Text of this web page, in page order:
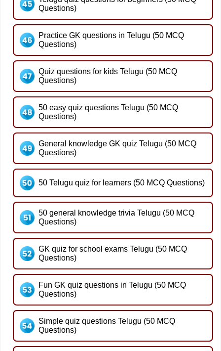
Questions)
Practice GK questions in Telugu (50 MCQ
Questions)
Quiz questions for kids Telugu (50 MCQ
Questions)
50 easy quiz questions Telugu (50 MCQ
Questions)
General knowledge GK quiz Telugu (50 MCQ
Questions)
50 Telugu quiz for learners (50 MCQ Questions)
50 general knowledge trivia Telugu (50 MCQ
Questions)
GK quiz for school exams Telugu (50 MCQ
Questions)
Fun GK quiz questions in Telugu (50 MCQ
Questions)
Simple quiz questions Telugu (50 MCQ
Questions)